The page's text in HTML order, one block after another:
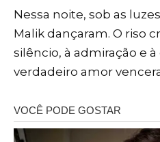
Nessa noite, sob as
Malik dançaram. O riso
silêncio, à admiração e
verdadeiro amor